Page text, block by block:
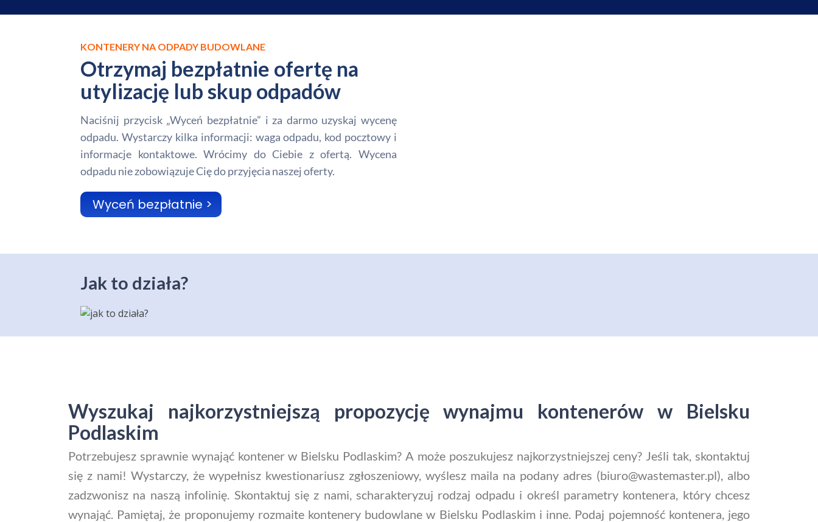
KONTENERY NA ODPADY BUDOWLANE
Otrzymaj bezpłatnie ofertę na
utylizację lub skup odpadów
Naciśnij przycisk „Wyceń bezpłatnie” i za darmo uzyskaj wycenę
odpadu. Wystarczy kilka informacji: waga odpadu, kod pocztowy i
informacje kontaktowe. Wrócimy do Ciebie z ofertą. Wycena
odpadu nie zobowiązuje Cię do przyjęcia naszej oferty.
Wyceń bezpłatnie >
Jak to działa?
Wyszukaj najkorzystniejszą propozycję wynajmu kontenerów w Bielsku
Podlaskim
Potrzebujesz sprawnie wynająć kontener w Bielsku Podlaskim? A może poszukujesz najkorzystniejszej ceny? Jeśli tak, skontaktuj
się z nami! Wystarczy, że wypełnisz kwestionariusz zgłoszeniowy, wyślesz maila na podany adres (biuro@wastemaster.pl), albo
zadzwonisz na naszą infolinię. Skontaktuj się z nami, scharakteryzuj rodzaj odpadu i określ parametry kontenera, który chcesz
wynająć. Pamiętaj, że proponujemy rozmaite kontenery budowlane w Bielsku Podlaskim i inne. Podaj pojemność kontenera, jego